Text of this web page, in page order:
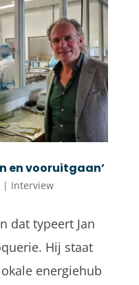
en vooruitgaan’
| Interview
dat typeert Jan
Hij staat
energiehub